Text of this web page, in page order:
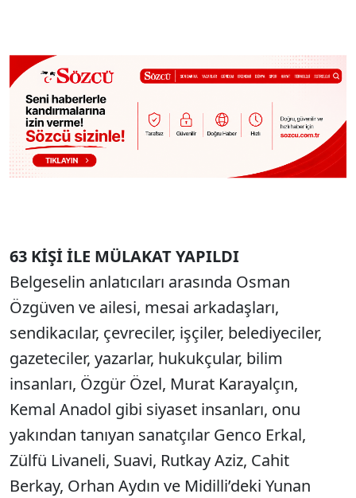
63 KİŞİ İLE MÜLAKAT YAPILDI
Belgeselin anlatıcıları arasında Osman
Özgüven ve ailesi, mesai arkadaşları,
sendikacılar, çevreciler, işçiler, belediyeciler,
gazeteciler, yazarlar, hukukçular, bilim
insanları, Özgür Özel, Murat Karayalçın,
Kemal Anadol gibi siyaset insanları, onu
yakından tanıyan sanatçılar Genco Erkal,
Zülfü Livaneli, Suavi, Rutkay Aziz, Cahit
Berkay, Orhan Aydın ve Midilli’deki Yunan